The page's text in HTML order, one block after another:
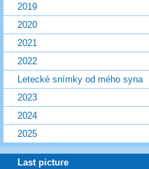
2019
2020
2021
2022
Letecké snímky od mého syna
2023
2024
2025
Last picture